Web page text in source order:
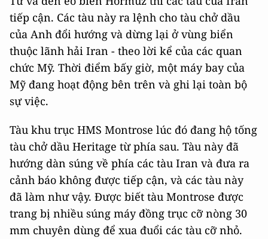
tiếp cận. Các tàu này ra lệnh cho tàu chở dầu
của Anh đổi hướng và dừng lại ở vùng biển
thuộc lãnh hải Iran - theo lời kể của các quan
chức Mỹ. Thời điểm bấy giờ, một máy bay của
Mỹ đang hoạt động bên trên và ghi lại toàn bộ
sự việc.
Tàu khu trục HMS Montrose lúc đó đang hộ tống
tàu chở dầu Heritage từ phía sau. Tàu này đã
hướng dàn súng về phía các tàu Iran và đưa ra
cảnh báo không được tiếp cận, và các tàu này
đã làm như vậy. Được biết tàu Montrose được
trang bị nhiều súng máy đồng trục cỡ nòng 30
mm chuyên dùng để xua đuổi các tàu cỡ nhỏ.